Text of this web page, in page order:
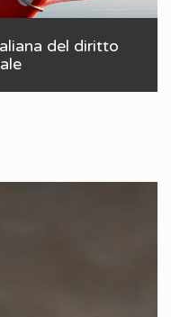
del diritto